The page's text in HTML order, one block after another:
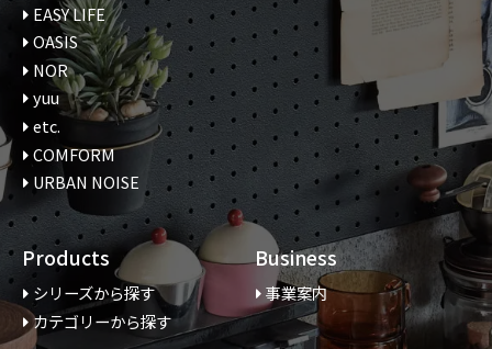
EASY LIFE
OASIS
NOR
yuu
etc.
COMFORM
URBAN NOISE
Products
シリーズから探す
カテゴリーから探す
Business
事業案内